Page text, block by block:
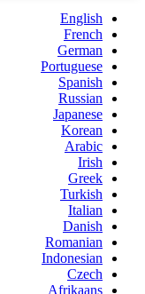
English
French
German
Portuguese
Spanish
Russian
Japanese
Korean
Arabic
Irish
Greek
Turkish
Italian
Danish
Romanian
Indonesian
Czech
Afrikaans